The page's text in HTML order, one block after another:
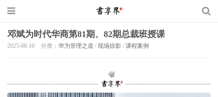
邓斌为时代华商第81期、82期总裁班授课
2025-08-10 分类： 华为管理之道 / 现场掠影 / 课程案例